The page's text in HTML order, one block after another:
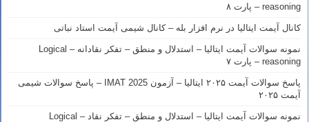
reasoning – پارت ۸
کانال آیمت ایتالیا در نرم افزار بله – کانال شیمی آیمت استاد نباتی
نمونه سوالات آیمت ایتالیا – استدلال و منطق – تفکر نقادانه – Logical
reasoning – پارت ۷
پاسخ سوالات آیمت ۲۰۲۵ ایتالیا – آزمون IMAT 2025 – پاسخ سوالات شیمی
آیمت ۲۰۲۵
نمونه سوالات آیمت ایتالیا – استدلال و منطق – تفکر نقاد – Logical